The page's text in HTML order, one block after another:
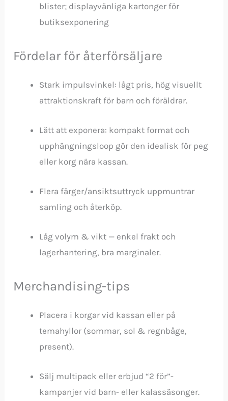
blister; displayvänliga kartonger för
butiksexponering
Fördelar för återförsäljare
Stark impulsvinkel: lågt pris, hög visuellt
attraktionskraft för barn och föräldrar.
Lätt att exponera: kompakt format och
upphängningsloop gör den idealisk för peg
eller korg nära kassan.
Flera färger/ansiktsuttryck uppmuntrar
samling och återköp.
Låg volym & vikt — enkel frakt och
lagerhantering, bra marginaler.
Merchandising-tips
Placera i korgar vid kassan eller på
temahyllor (sommar, sol & regnbåge,
present).
Sälj multipack eller erbjud “2 för”-
kampanjer vid barn- eller kalassäsonger.